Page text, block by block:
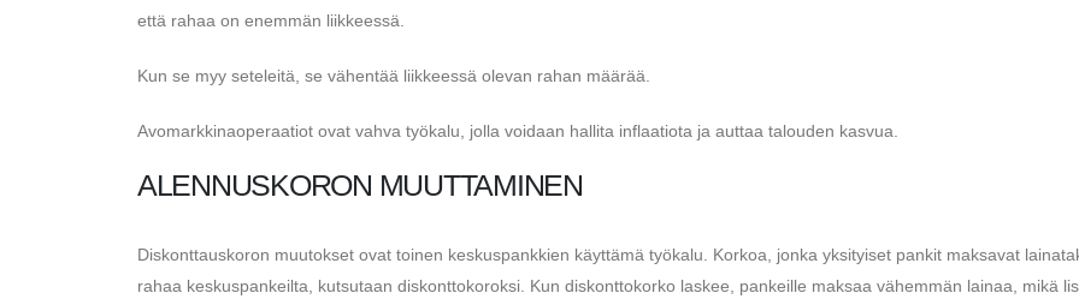
että rahaa on enemmän liikkeessä.
Kun se myy seteleitä, se vähentää liikkeessä olevan rahan määrää.
Avomarkkinaoperaatiot ovat vahva työkalu, jolla voidaan hallita inflaatiota ja auttaa talouden kasvua.
ALENNUSKORON MUUTTAMINEN
Diskonttauskoron muutokset ovat toinen keskuspankkien käyttämä työkalu. Korkoa, jonka yksityiset pankit maksavat
rahaa keskuspankeilta, kutsutaan diskonttokoroksi. Kun diskonttokorko laskee, pankeille maksaa vähemmän lainaa, mikä